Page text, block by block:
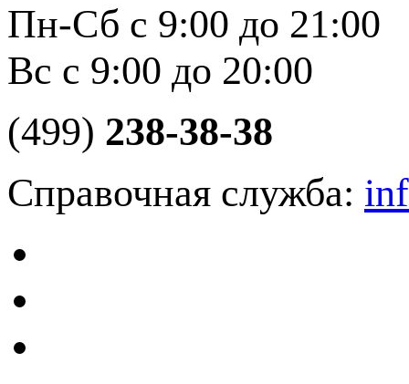
Пн-Сб с 9:00 до 21:00
Вс с 9:00 до 20:00
(499) 238-38-38
Справочная служба: